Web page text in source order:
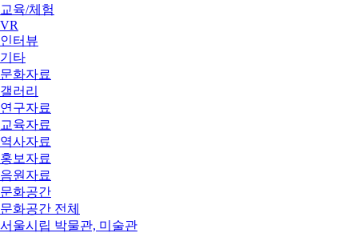
교육/체험
VR
인터뷰
기타
문화자료
갤러리
연구자료
교육자료
역사자료
홍보자료
음원자료
문화공간
문화공간 전체
서울시립 박물관, 미술관